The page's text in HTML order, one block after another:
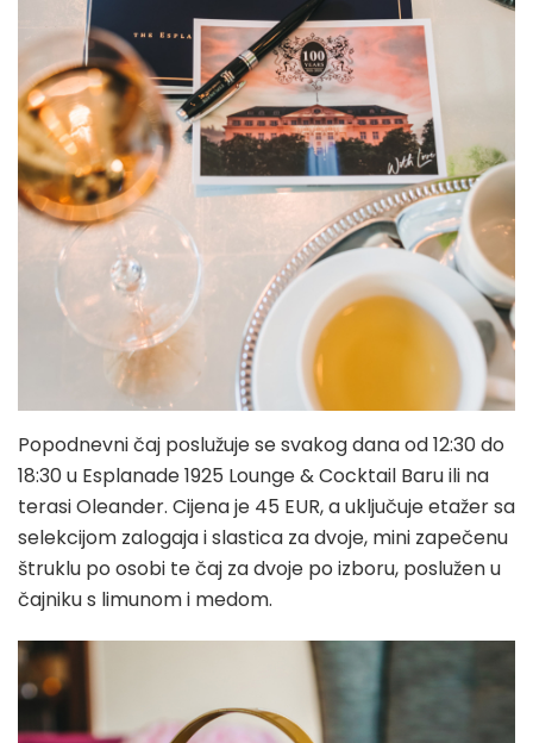
Popodnevni čaj poslužuje se svakog dana od 12:30 do
18:30 u Esplanade 1925 Lounge & Cocktail Baru ili na
terasi Oleander. Cijena je 45 EUR, a uključuje etažer sa
selekcijom zalogaja i slastica za dvoje, mini zapečenu
štruklu po osobi te čaj za dvoje po izboru, poslužen u
čajniku s limunom i medom.